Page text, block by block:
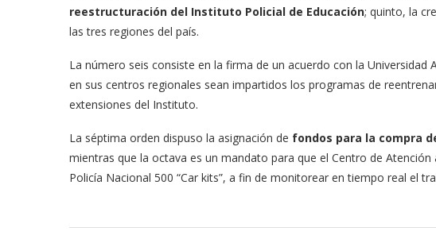
reestructuración del Instituto Policial de Educación; quinto, la
las tres regiones del país.
La número seis consiste en la firma de un acuerdo con la
en sus centros regionales sean impartidos los programas de
extensiones del Instituto.
La séptima orden dispuso la asignación de fondos para la compra
mientras que la octava es un mandato para que el Centro de
Policía Nacional 500 “Car kits”, a fin de monitorear en tiempo real el